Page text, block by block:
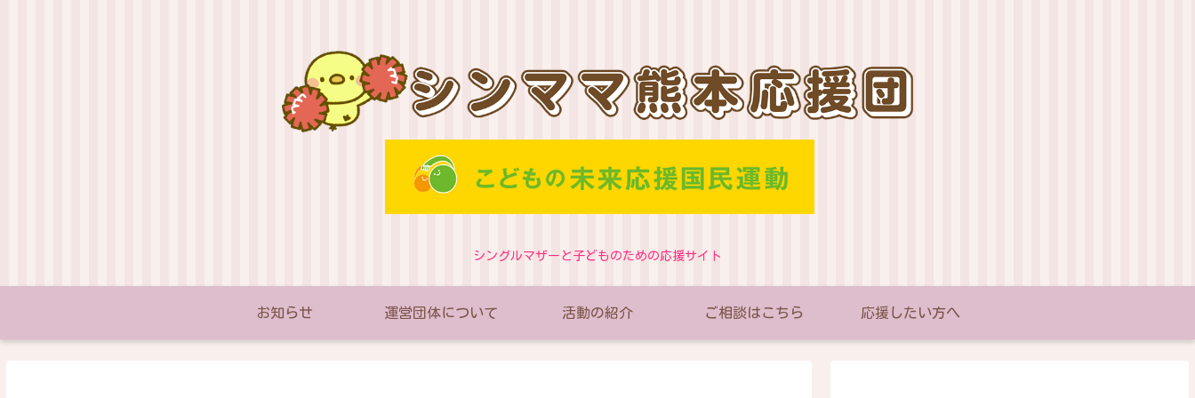
シングルマザーと子どものための応援サイト
お知らせ 運営団体について 活動の紹介 ご相談はこちら 応援したい方へ